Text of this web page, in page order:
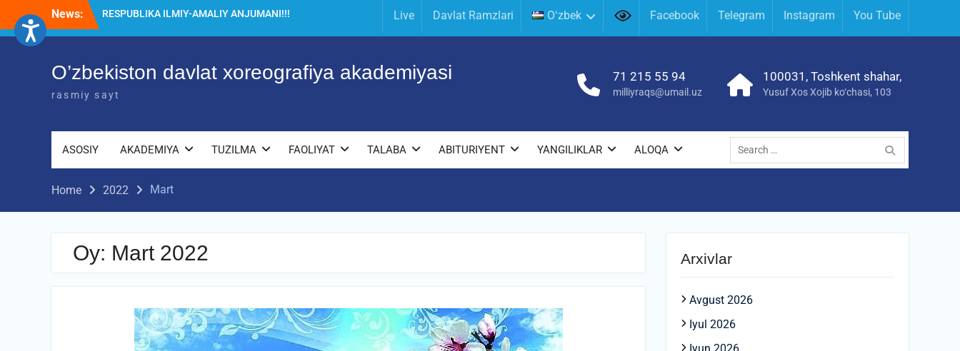
content
News:
Diqqat e’lon!
Live Davlat Ramzlari Oʻzbek Facebook Telegram Instagram You Tube
O’zbekiston davlat xoreografiya akademiyasi
rasmiy sayt
71 215 55 94
milliyraqs@umail.uz
100031, Toshkent shahar,
Yusuf Xos Xojib ko‘chasi, 103
ASOSIY AKADEMIYA TUZILMA FAOLIYAT TALABA ABITURIYENT YANGILIKLAR ALOQA
Search
for:
Home 2022 Mart
Oy: Mart 2022 Arxivlar
Avgust 2026
Iyul 2026